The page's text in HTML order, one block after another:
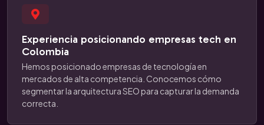
Experiencia posicionando empresas tech en
Colombia
Hemos posicionado empresas de tecnología en
mercados de alta competencia. Conocemos cómo
segmentar la arquitectura SEO para capturar la demanda
correcta.